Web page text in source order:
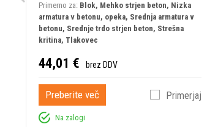
Primerno za: Blok, Mehko strjen beton, Nizka
armatura v betonu, opeka, Srednja armatura v
betonu, Srednje trdo strjen beton, Strešna
kritina, Tlakovec
44,01 € brez DDV
Preberite več Primerjaj
Na zalogi